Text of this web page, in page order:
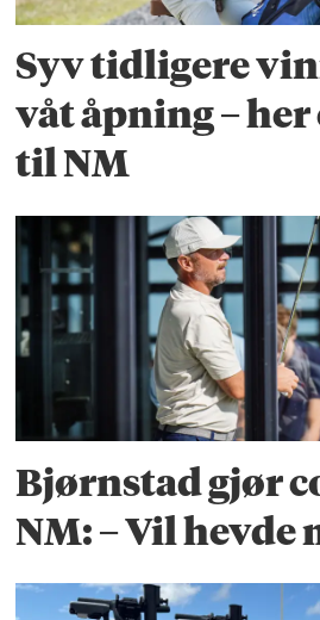
Syv tidligere
våt åpning –
til NM
Bjørnstad gjør
NM: – Vil hevde